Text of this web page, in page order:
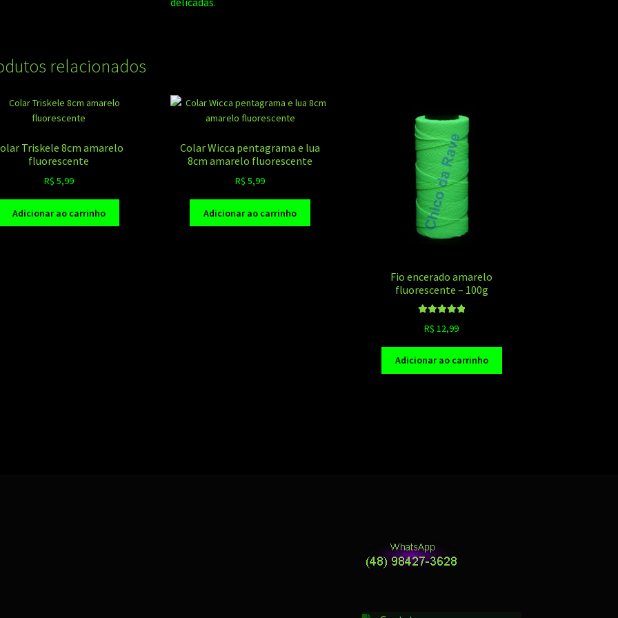
relacionados
Triskele 8cm amarelo
fluorescente
R$ 5,99
Adicionar ao carrinho
Colar Wicca pentagrama e lua
8cm amarelo fluorescente
R$ 5,99
Adicionar ao carrinho
Fio encerado amarelo
fluorescente – 100g
5.00de 5
R$ 12,99
Adicionar ao carrinho